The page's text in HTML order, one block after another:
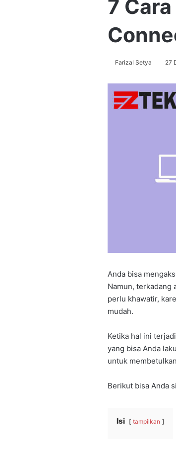
7
Farizal Setya 27
Anda bisa
Namun, terkadang
perlu khawatir,
mudah.
Ketika hal ini
yang bisa Anda
untuk
Berikut bisa Anda
Isi tampilkan